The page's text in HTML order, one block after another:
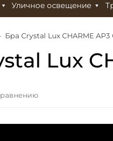
Уличное освещение
Бра Crystal Lux CHARME AP3
Lux